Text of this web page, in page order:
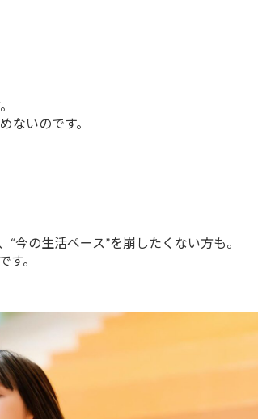
ないのです。
今の生活ペース”を崩したくない方も。
。